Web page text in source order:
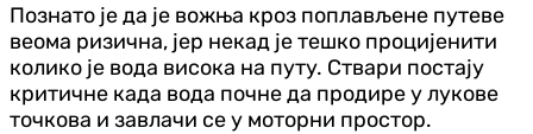
Познато је да је вожња кроз поплављене путеве
веома ризична, јер некад је тешко процијенити
колико је вода висока на путу. Ствари постају
критичне када вода почне да продире у лукове
точкова и завлачи се у моторни простор.